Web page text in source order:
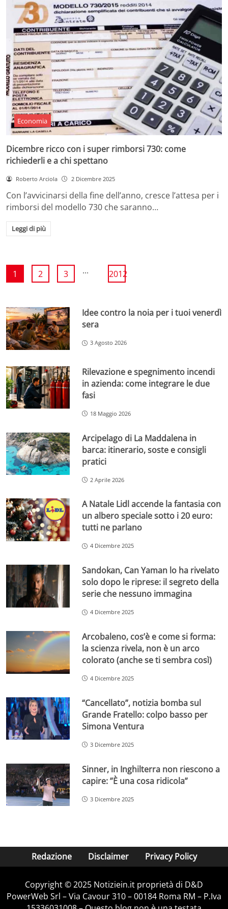
Economia
Dicembre ricco con i super rimborsi 730: come
richiederli e a chi spettano
Roberto Arciola 2 Dicembre 2025
Con l’avvicinarsi della fine dell’anno, cresce l’attesa per i
rimborsi del modello 730 che saranno…
Leggi di più
1 2 3 ... 2012
Idee contro la noia per i tuoi venerdì
sera
3 Agosto 2026
Rilevazione e spegnimento incendi
in azienda: come integrare le due
fasi
18 Maggio 2026
Arcipelago di La Maddalena in
barca: itinerario, soste e consigli
pratici
2 Aprile 2026
A Natale Lidl accende la fantasia con
un albero speciale sotto i 20 euro:
tutti ne parlano
4 Dicembre 2025
Sandokan, Can Yaman lo ha rivelato
solo dopo le riprese: il segreto della
serie che nessuno immagina
4 Dicembre 2025
Arcobaleno, cos’è e come si forma:
la scienza rivela, non è un arco
colorato (anche se ti sembra così)
4 Dicembre 2025
“Cancellato”, notizia bomba sul
Grande Fratello: colpo basso per
Simona Ventura
3 Dicembre 2025
Sinner, in Inghilterra non riescono a
capire: ”È una cosa ridicola”
3 Dicembre 2025
Redazione Disclaimer Privacy Policy
Copyright © 2025 Notiziein.it proprietà di D&D
PowerWeb Srl – Via Cavour 310 – 00184 Roma RM – P.Iva